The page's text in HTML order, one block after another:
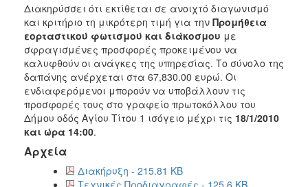
2021
2020
2019
2018
2017
2016
2015
2013
Διακηρύσσει ότι εκτίθεται σε ανοιχτό διαγωνισμό
και κριτήριο τη μικρότερη τιμή για την Προμήθεια
εορταστικού φωτισμού και διάκοσμου με
σφραγισμένες προσφορές προκειμένου να
καλυφθούν οι ανάγκες της υπηρεσίας. Το σύνολο της
δαπάνης ανέρχεται στα 67,830.00 ευρώ. Οι
ενδιαφερόμενοι μπορούν να υποβάλλουν τις
προσφορές τους στο γραφείο πρωτοκόλλου του
Δήμου οδός Αγίου Τίτου 1 ισόγειο μέχρι τις 18/1/2010
και ώρα 14:00.
Αρχεία
Διακήρυξη - 215.81 KB
Τεχνικές Προδιαγραφές - 125.6 KB